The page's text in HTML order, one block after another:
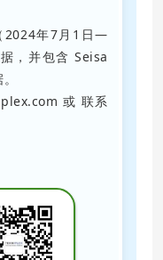
2024年7月1日—
，并包含 Seisa
或 联系